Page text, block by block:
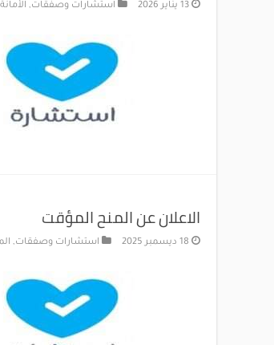
13 يناير 2026 استشارات وصفقات,
الاعلان عن المنح المؤقت
18 ديسمبر 2025 استشارات وصفقات,